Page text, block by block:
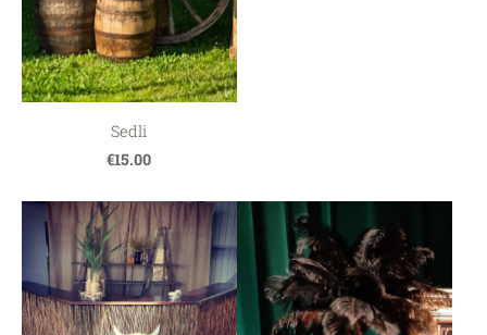
Sedli
€15.00